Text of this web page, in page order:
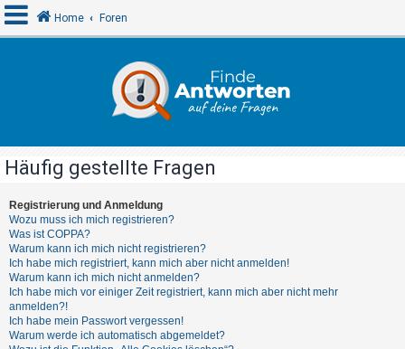
e
d
e
n
R
e
Home Foren
Häufig gestellte Fragen
Registrierung und Anmeldung
Wozu muss ich mich registrieren?
Was ist COPPA?
Warum kann ich mich nicht registrieren?
Ich habe mich registriert, kann mich aber nicht anmelden!
Warum kann ich mich nicht anmelden?
Ich habe mich vor einiger Zeit registriert, kann mich aber nicht mehr
anmelden?!
Ich habe mein Passwort vergessen!
Warum werde ich automatisch abgemeldet?